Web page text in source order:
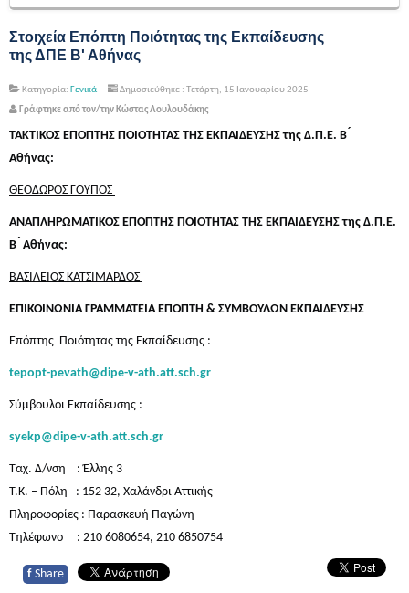
Στοιχεία Επόπτη Ποιότητας της Εκπαίδευσης
της ΔΠΕ Β' Αθήνας
Κατηγορία: Γενικά
Δημοσιεύθηκε : Τετάρτη, 15 Ιανουαρίου 2025
Γράφτηκε από τον/την Κώστας Λουλουδάκης
ΤΑΚΤΙΚΟΣ ΕΠΟΠΤΗΣ ΠΟΙΟΤΗΤΑΣ THΣ ΕΚΠΑΙΔΕΥΣΗΣ της Δ.Π.Ε. Β ́
Αθήνας:
ΘΕΟΔΩΡΟΣ ΓΟΥΠΟΣ
ΑΝΑΠΛΗΡΩΜΑΤΙΚΟΣ ΕΠΟΠΤΗΣ ΠΟΙΟΤΗΤΑΣ THΣ ΕΚΠΑΙΔΕΥΣΗΣ της Δ.Π.Ε.
Β ́ Αθήνας:
ΒΑΣΙΛΕΙΟΣ ΚΑΤΣΙΜΑΡΔΟΣ
ΕΠΙΚΟΙΝΩΝΙΑ ΓΡΑΜΜΑΤΕΙΑ ΕΠΟΠΤΗ & ΣΥΜΒΟΥΛΩΝ ΕΚΠΑΙΔΕΥΣΗΣ
Επόπτης Ποιότητας της Εκπαίδευσης :
tepopt-pevath@dipe-v-ath.att.sch.gr
Σύμβουλοι Εκπαίδευσης :
syekp@dipe-v-ath.att.sch.gr
Ταχ. Δ/νση : Έλλης 3
Τ.Κ. – Πόλη : 152 32, Χαλάνδρι Αττικής
Πληροφορίες : Παρασκευή Παγώνη
Τηλέφωνο : 210 6080654, 210 6850754
f Share